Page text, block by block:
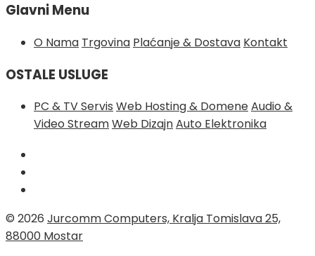
Glavni Menu
O Nama Trgovina Plaćanje & Dostava Kontakt
OSTALE USLUGE
PC & TV Servis Web Hosting & DomeneAudio &
Video StreamWeb DizajnAuto Elektronika
© 2026 Jurcomm Computers, Kralja Tomislava 25,
88000 Mostar